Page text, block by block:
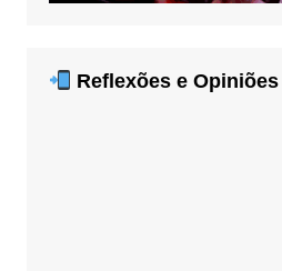
Reflexões e Opiniões